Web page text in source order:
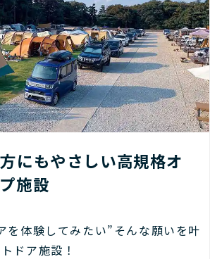
にもやさしい高規格オ
施設
を体験してみたい”そんな願いを叶
ドア施設！